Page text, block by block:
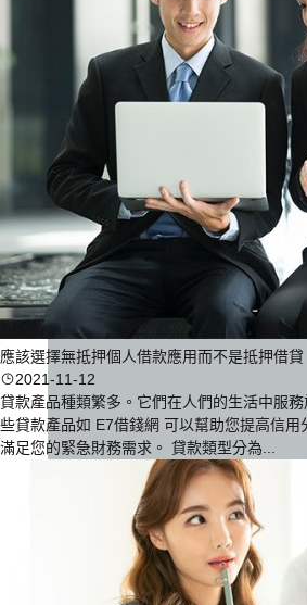
應該選擇無抵押個人借款應用而不是抵押借貸
2021-11-12
貸款產品種類繁多。它們在人們的生活中服
些貸款產品如 E7借錢網 可以幫助您提高信用
滿足您的緊急財務需求。 貸款類型分為...